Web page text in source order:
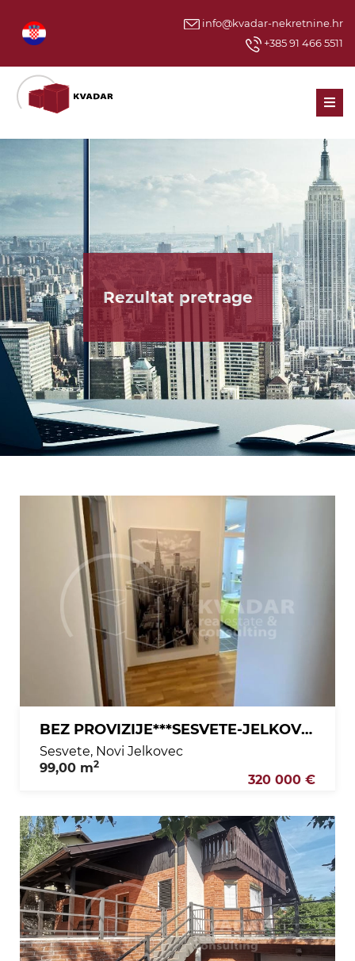
info@kvadar-nekretnine.hr
+385 91 466 5511
Rezultat pretrage
BEZ PROVIZIJE***SESVETE-JELKOVEC / PREKRASAN 4-SOBNI LUKSUZAN STAN !!
Sesvete, Novi Jelkovec
99,00 m2
320 000 €